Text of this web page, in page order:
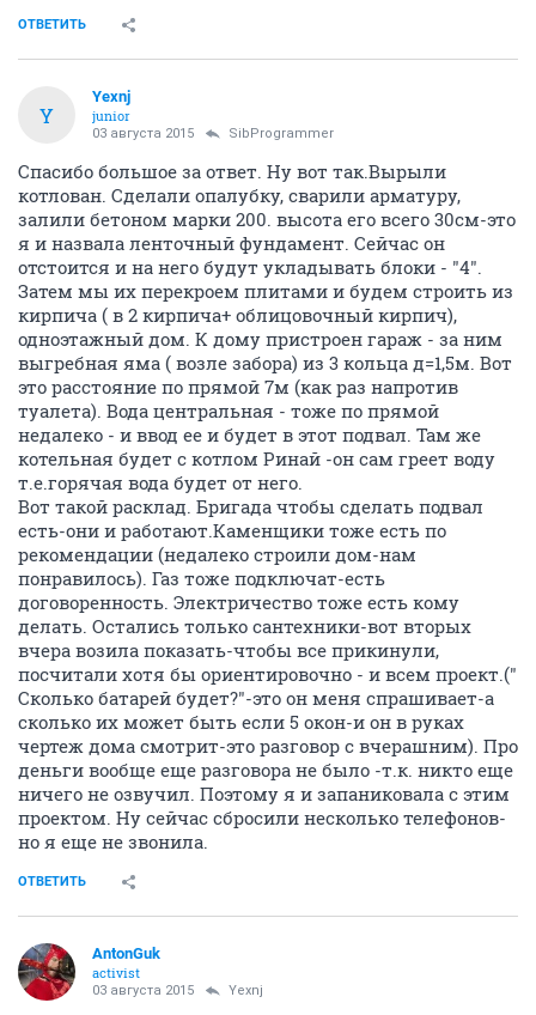
ОТВЕТИТЬ
Y
Yexnj
junior
03 августа 2015 SibProgrammer
Спасибо большое за ответ. Ну вот так.Вырыли
котлован. Сделали опалубку, сварили арматуру,
залили бетоном марки 200. высота его всего 30см-это
я и назвала ленточный фундамент. Сейчас он
отстоится и на него будут укладывать блоки - "4".
Затем мы их перекроем плитами и будем строить из
кирпича ( в 2 кирпича+ облицовочный кирпич),
одноэтажный дом. К дому пристроен гараж - за ним
выгребная яма ( возле забора) из 3 кольца д=1,5м. Вот
это расстояние по прямой 7м (как раз напротив
туалета). Вода центральная - тоже по прямой
недалеко - и ввод ее и будет в этот подвал. Там же
котельная будет с котлом Ринай -он сам греет воду
т.е.горячая вода будет от него.
Вот такой расклад. Бригада чтобы сделать подвал
есть-они и работают.Каменщики тоже есть по
рекомендации (недалеко строили дом-нам
понравилось). Газ тоже подключат-есть
договоренность. Электричество тоже есть кому
делать. Остались только сантехники-вот вторых
вчера возила показать-чтобы все прикинули,
посчитали хотя бы ориентировочно - и всем проект.("
Сколько батарей будет?"-это он меня спрашивает-а
сколько их может быть если 5 окон-и он в руках
чертеж дома смотрит-это разговор с вчерашним). Про
деньги вообще еще разговора не было -т.к. никто еще
ничего не озвучил. Поэтому я и запаниковала с этим
проектом. Ну сейчас сбросили несколько телефонов-
но я еще не звонила.
ОТВЕТИТЬ
AntonGuk
activist
03 августа 2015 Yexnj